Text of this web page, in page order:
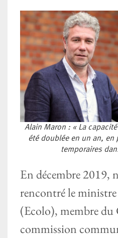
Alain Maron : « La
été doublée en un an, en
temporaires
En décembre 2019,
rencontré le
(Ecolo), membre du
commission